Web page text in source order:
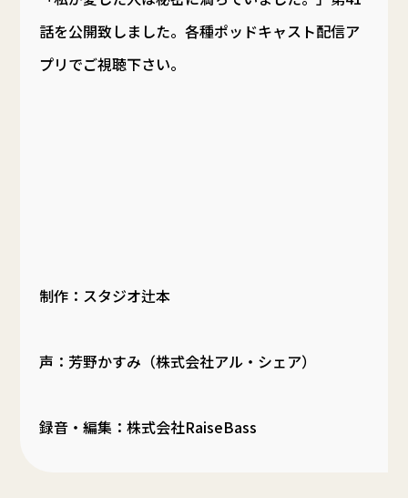
話を公開致しました。各種ポッドキャスト配信ア
プリでご視聴下さい。
制作：スタジオ辻本
声：芳野かすみ（株式会社アル・シェア）
録音・編集：株式会社RaiseBass